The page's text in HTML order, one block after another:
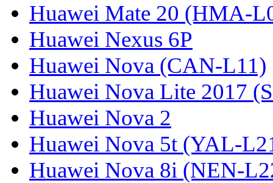
Huawei Mate 20 (HMA-
Huawei Nexus 6P
Huawei Nova (CAN-L11)
Huawei Nova Lite 2017
Huawei Nova 2
Huawei Nova 5t (YAL-
Huawei Nova 8i (NEN-